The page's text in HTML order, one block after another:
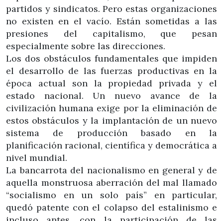
partidos y sindicatos. Pero estas organizaciones
no existen en el vacío. Están sometidas a las
presiones del capitalismo, que pesan
especialmente sobre las direcciones.
Los dos obstáculos fundamentales que impiden
el desarrollo de las fuerzas productivas en la
época actual son la propiedad privada y el
estado nacional. Un nuevo avance de la
civilización humana exige por la eliminación de
estos obstáculos y la implantación de un nuevo
sistema de producción basado en la
planificación racional, científica y democrática a
nivel mundial.
La bancarrota del nacionalismo en general y de
aquella monstruosa aberración del mal llamado
“socialismo en un solo país” en particular,
quedó patente con el colapso del estalinismo e